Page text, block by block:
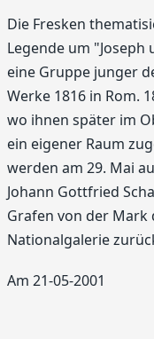
Die Fresken
Legende um "Joseph
eine Gruppe junger
Werke 1816 in Rom.
wo ihnen später im
ein eigener Raum
werden am 29. Mai
Johann Gottfried
Grafen von der
Nationalgalerie
Am 21-05-2001